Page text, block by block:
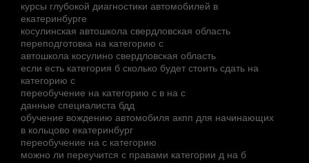
курсы глубокой диагностики автомобилей в
екатеринбурге
косулинская автошкола свердловская область
переподготовка на категорию с
автошкола косулино свердловская область
если есть категория б сколько будет стоить сдать на
категорию с
переобучение на категорию с в на с
данные специалиста бдд
обучение вождению автомобиля акпп для начинающих
в кольцово екатеринбург
переобучение на с категорию
можно ли переучится с правами категории д на б